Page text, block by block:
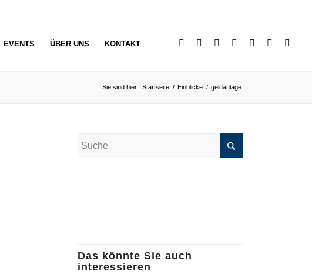
EVENTS ÜBER UNS KONTAKT
Sie sind hier: Startseite / Einblicke / geldanlage
Das könnte Sie auch
interessieren